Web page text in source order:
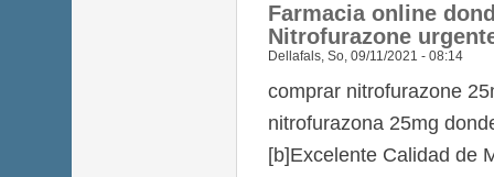
Farmacia online
Nitrofurazone
Dellafals, So, 09/11/2021 - 08:14
comprar nitrofurazone
nitrofurazona 25mg
[b]Excelente Calidad de